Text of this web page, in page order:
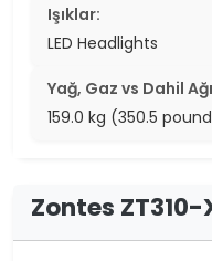
Işıklar:
LED Headlights
Yağ, Gaz vs Dahil
159.0 kg (350.5
Zontes